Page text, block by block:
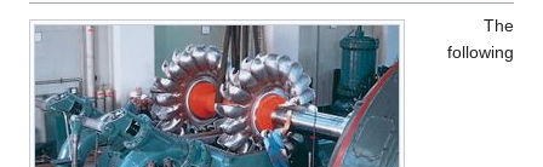
The
following